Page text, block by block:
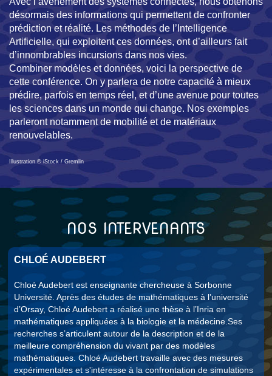
désormais des informations qui permettent de confronter
prédiction et réalité. Les méthodes de l’Intelligence
Artificielle, qui exploitent ces données, ont d’ailleurs fait
d’innombrables incursions dans nos vies.
Combiner modèles et données, voici la perspective de
cette conférence. On y parlera de notre capacité à mieux
prédire, parfois en temps réel, et d’une avenue pour toutes
les sciences dans un monde qui change. Nos exemples
parleront notamment de mobilité et de matériaux
renouvelables.
Illustration © iStock / Gremlin
NOS INTERVENANTS
CHLOÉ AUDEBERT
Chloé Audebert est enseignante chercheuse à Sorbonne
Université. Après des études de mathématiques à l’université
d’Orsay, Chloé Audebert a réalisé une thèse à l’Inria en
mathématiques appliquées à la biologie et la médecine.Ses
recherches s’articulent autour de la description et de la
meilleure compréhension du vivant par des modèles
mathématiques. Chloé Audebert travaille avec des mesures
expérimentales et s'intéresse à la confrontation de simulations